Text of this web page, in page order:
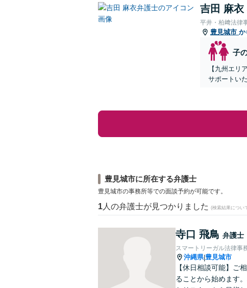
吉田 麻衣
平井・柏﨑法律
豊見城市 か
子
【九州エリ
サポートい
豊見城市に所在する弁護士
豊見城市の事務所等での面談予約が可能です。
1 人の弁護士が見つかりました (検索結果につい
寺口 飛鳥 弁護士
スマートリーガル法律事
沖縄県|豊見城市
【休日相談可能】ご
ることから始めます